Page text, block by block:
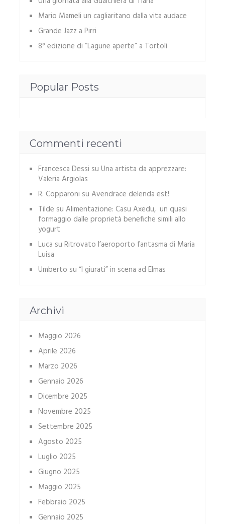
Mario Mameli un cagliaritano dalla vita audace
Grande Jazz a Pirri
8° edizione di “Lagune aperte” a Tortolì
Popular Posts
Commenti recenti
Francesca Dessi su Una artista da apprezzare:
Valeria Argiolas
R. Copparoni su Avendrace delenda est!
Tilde su Alimentazione: Casu Axedu, un quasi
formaggio dalle proprietà benefiche simili allo
yogurt
Luca su Ritrovato l’aeroporto fantasma di Maria
Luisa
Umberto su “I giurati” in scena ad Elmas
Archivi
Maggio 2026
Aprile 2026
Marzo 2026
Gennaio 2026
Dicembre 2025
Novembre 2025
Settembre 2025
Agosto 2025
Luglio 2025
Giugno 2025
Maggio 2025
Febbraio 2025
Gennaio 2025